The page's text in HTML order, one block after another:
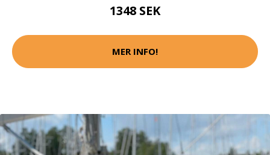
1348 SEK
MER INFO!